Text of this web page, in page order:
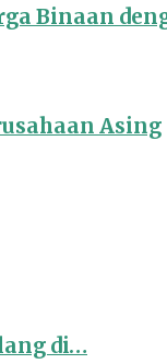
Binaan
Asing
di…